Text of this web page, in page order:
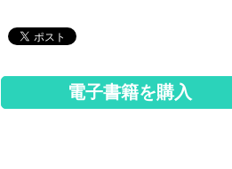
電子書籍を購入